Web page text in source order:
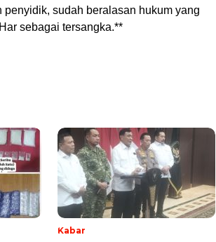
sudah beralasan hukum yang
sebagai tersangka.**
Kabar